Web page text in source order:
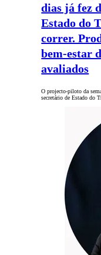
dias já fez
Estado do
correr.
bem-estar
avaliados
O projecto-piloto da
secretário de Estado do